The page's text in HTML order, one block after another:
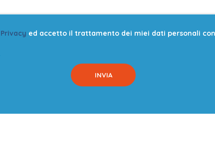
Privacy ed accetto il trattamento dei miei dati personali